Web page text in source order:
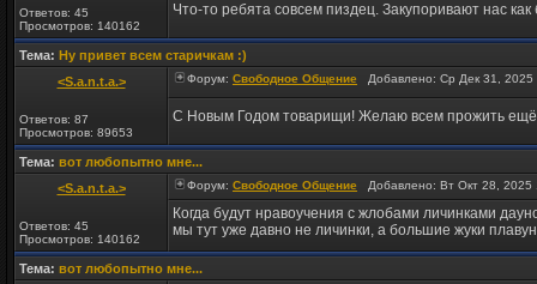
Ответов: 45
Просмотров: 140162
Что-то ребята совсем пиздец. Закупоривают нас
Тема: Ну привет всем старичкам :)
<S.a.n.t.a.>
Ответов: 87
Просмотров: 89653
Форум: Свободное Общение Добавлено: Ср Дек 31,
C Новым Годом товарищи! Желаю всем прожить ещё
Тема: вот любопытно мне...
<S.a.n.t.a.>
Ответов: 45
Просмотров: 140162
Форум: Свободное Общение Добавлено: Вт Окт 28,
Когда будут нравоучения с жлобами личинками
мы тут уже давно не личинки, а большие жуки
Тема: вот любопытно мне...